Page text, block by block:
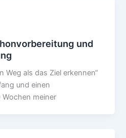
und
Weg als das Ziel erkennen“
und einen
meiner